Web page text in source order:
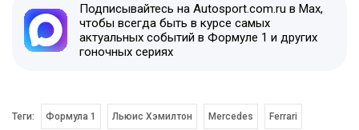
Подписывайтесь на Autosport.com.ru в Max,
чтобы всегда быть в курсе самых
актуальных событий в Формуле 1 и других
гоночных сериях
Теги: Формула 1 Льюис Хэмилтон Mercedes Ferrari